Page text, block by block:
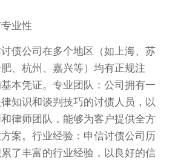
业性
债公司在多个地区（如上海、苏
、杭州、嘉兴等）均有正规注
本凭证。专业团队：公司拥有一
知识和谈判技巧的讨债人员，以
律师团队，能够为客户提供全方
案。行业经验：申信讨债公司历
了丰富的行业经验，以良好的信